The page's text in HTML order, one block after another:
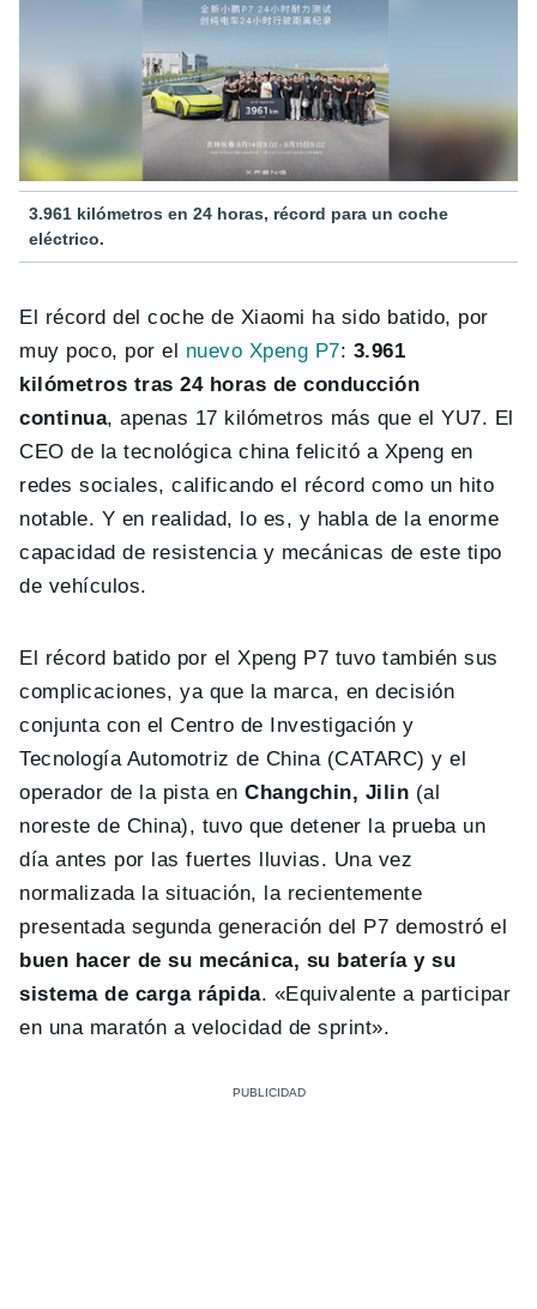
3.961 kilómetros en 24 horas, récord para un coche
eléctrico.
El récord del coche de Xiaomi ha sido batido, por
muy poco, por el nuevo Xpeng P7: 3.961
kilómetros tras 24 horas de conducción
continua, apenas 17 kilómetros más que el YU7. El
CEO de la tecnológica china felicitó a Xpeng en
redes sociales, calificando el récord como un hito
notable. Y en realidad, lo es, y habla de la enorme
capacidad de resistencia y mecánicas de este tipo
de vehículos.
El récord batido por el Xpeng P7 tuvo también sus
complicaciones, ya que la marca, en decisión
conjunta con el Centro de Investigación y
Tecnología Automotriz de China (CATARC) y el
operador de la pista enChangchin, Jilin (al
noreste de China), tuvo que detener la prueba un
día antes por las fuertes lluvias. Una vez
normalizada la situación, la recientemente
presentada segunda generación del P7 demostró el
buen hacer de su mecánica, su batería y su
sistema de carga rápida. «Equivalente a participar
en una maratón a velocidad de sprint».